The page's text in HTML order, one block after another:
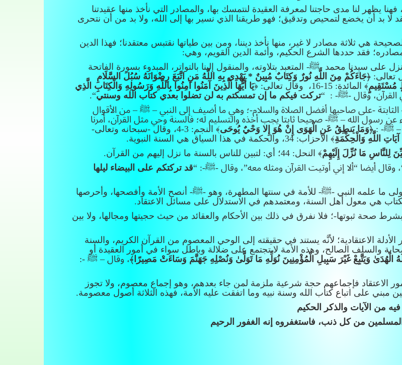
يظهر لنا مدى حاجتنا لمعرفة العقيدة لنتمسك بها، والمصادر التي نأخذ منها عقيدتنا
لا بد أن يخضع لتمحيص وتدقيق؛ فهو طريقنا الذي نسير بها إلى الله، ولا بد من أن نتحرى
هي ثلاثة مصادر لا غير، منها نأخذ ديننا، ومن بين طياتها نقتبس معتقدنا؛ فهذا الدين
فقد حددها الشرع الحكيم، وأئمة الدين القويم، وهي:
على سيدنا محمد -ﷺ- المتعبد بتلاوته، والمنقول إلينا بالتواتر، المبدوء بسورة الفاتحة
تعالى: ﴿جَاءَكُمْ مِنَ اللَّهِ نُورٌ وَكِتَابٌ مُبِينٌ * يَهْدِي بِهِ اللَّهُ مَنِ اتَّبَعَ رِضْوَانَهُ سُبُلَ السَّلَامِ
مُسْتَقِيمٍ﴾ المائدة: 15-16، وقال تعالى: ﴿
يَا أَيُّهَا الَّذِينَ آمَنُوا آمِنُوا بِاللَّهِ وَرَسُولِهِ وَالْكِتَابِ الَّذِي
تركت فيكم ما إن تمسكتم به لن تضلوا بعدي كتاب الله وسنتي“.
الثابتة -على صاحبها أفضل الصلاة والسلام-؛ وهي ما أضيف إلى النبي – ﷺ – من الأقوال
عن رسول الله – ﷺ- صحيحا ثابتا يجب أخذه والتسليم له؛ فالسنة وحي مثل القرآن، أمرنا
– ﷺ- : ﴿وَمَا يَنطِقُ عَنِ الْهَوَى إِنْ هُوَ إِلا وَحْيٌ يُوحَى
﴾ النجم: 3-4، وقال -سبحانه وتعالى-
اللَّهِ وَالْحِكْمَةِ﴾ الأحزاب: 34، والحكمة في هذا السياق هي السنة النبوية.
لِلنَّاسِ مَا نُزِّلَ إِلَيْهِمْ﴾ النحل: 44؛ أي: لتبين للناس بالسنة ما نزل إليهم من القرآن.
وقال أيضا “ألا إني أوتيت القرآن ومثله معه”، وقال -ﷺ-: “قد تركتكم على البيضاء ليلها
ما علمه النبي -ﷺ- للأمة في سنتها المطهرة، وهو -ﷺ- أنصح الأمة وأفصحها، وأحرصها
هي معول أهل السنة، ومعتمدهم في الاستدلال على مسائل الاعتقاد.
صحة ثبوتها-؛ فلا نفرق في ذلك بين الأحكام والعقائد من حيث حجيتها ومجالها، ولا بين
الاعتقادية؛ لأنَّه يستند في حقيقته إلى الوحي المعصوم من القرآن الكريم، والسنة
والسلف الصالح، وهذه الأمة لا تجتمع على ضلالة وباطل سواء في أمور العقيدة أو
وَيَتَّبِعْ غَيْرَ سَبِيلِ الْمُؤْمِنِينَ نُوَلِّهِ مَا تَوَلَّىٰ وَنُصْلِهِ جَهَنَّمَ وَسَاءَتْ مَصِيرًا ﴾، وقال – ﷺ -:
الاعتقاد فإجماعهم حجة شرعية ملزمة لمن جاء بعدهم، وهو إجماع معصوم، ولا تجوز
مبني على اتباع كتاب الله وسنة نبيه وما اتفقت عليه الأمة، فهذه الثلاثة أصول معصومة.
من الآيات والذكر الحكيم
من كل ذنب، فاستغفروه إنه الغفور الرحيم